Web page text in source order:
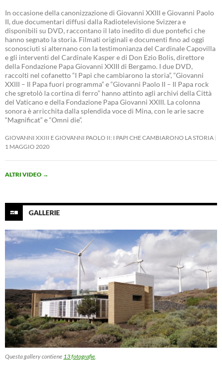
In occasione della canonizzazione di Giovanni XXIII e Giovanni Paolo
II, due documentari diffusi dalla Radiotelevisione Svizzera e
disponibili su DVD, raccontano il lato inedito di due pontefici che
hanno segnato la storia. Filmati originali e documenti fino ad oggi
sconosciuti si alternano con la testimonianza del Cardinale Capovilla
e gli interventi del Cardinale Kasper e di Don Ezio Bolis, direttore
della Fondazione Papa Giovanni XXIII di Bergamo. I due DVD,
raccolti nel cofanetto “I Papi che cambiarono la storia”, “Giovanni
XXIII – Il Papa fuori programma” e “Giovanni Paolo II – Il Papa rock
che sgretolò la cortina di ferro” hanno attinto agli archivi della Città
del Vaticano e della Fondazione Papa Giovanni XXIII. La colonna
sonora è arricchita dalla splendida voce di Mina, con le arie sacre
“Magnificat” e “Omni die”.
GIOVANNI XXIII E GIOVANNI PAOLO II: I PAPI CHE CAMBIARONO LA STORIA
1 MAGGIO 2020
ALTRI VIDEO →
GALLERIE
Questa gallery contiene 13 fotografie.